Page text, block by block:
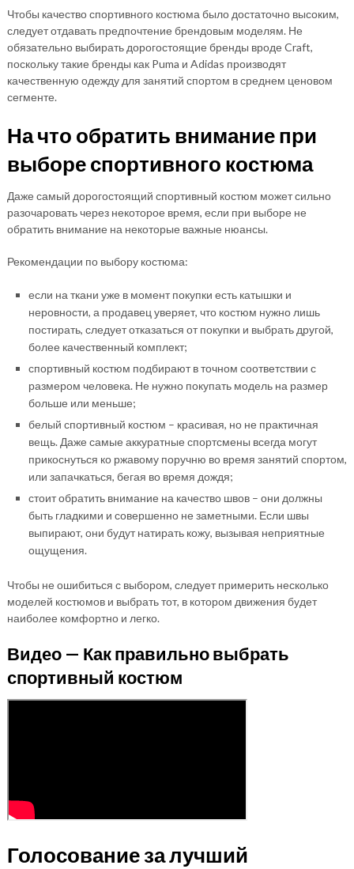
Чтобы качество спортивного костюма было достаточно высоким,
следует отдавать предпочтение брендовым моделям. Не
обязательно выбирать дорогостоящие бренды вроде Craft,
поскольку такие бренды как Puma и Adidas производят
качественную одежду для занятий спортом в среднем ценовом
сегменте.
На что обратить внимание при
выборе спортивного костюма
Даже самый дорогостоящий спортивный костюм может сильно
разочаровать через некоторое время, если при выборе не
обратить внимание на некоторые важные нюансы.
Рекомендации по выбору костюма:
если на ткани уже в момент покупки есть катышки и
неровности, а продавец уверяет, что костюм нужно лишь
постирать, следует отказаться от покупки и выбрать другой,
более качественный комплект;
спортивный костюм подбирают в точном соответствии с
размером человека. Не нужно покупать модель на размер
больше или меньше;
белый спортивный костюм – красивая, но не практичная
вещь. Даже самые аккуратные спортсмены всегда могут
прикоснуться ко ржавому поручню во время занятий спортом,
или запачкаться, бегая во время дождя;
стоит обратить внимание на качество швов – они должны
быть гладкими и совершенно не заметными. Если швы
выпирают, они будут натирать кожу, вызывая неприятные
ощущения.
Чтобы не ошибиться с выбором, следует примерить несколько
моделей костюмов и выбрать тот, в котором движения будет
наиболее комфортно и легко.
Видео — Как правильно выбрать
спортивный костюм
Голосование за лучший